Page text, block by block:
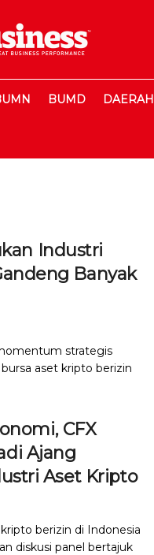
BUMD DAERAH
Industri
Banyak
strategis
aset kripto berizin
CFX
Ajang
Aset Kripto
berizin di Indonesia
diskusi panel bertajuk